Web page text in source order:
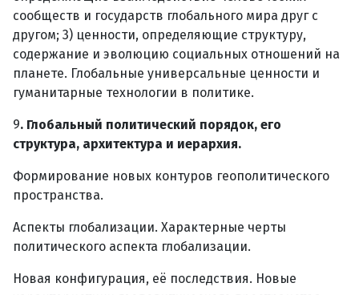
сообществ и государств глобального мира друг с
другом; 3) ценности, определяющие структуру,
содержание и эволюцию социальных отношений на
планете. Глобальные универсальные ценности и
гуманитарные технологии в политике.
9. Глобальный политический порядок, его
структура, архитектура и иерархия.
Формирование новых контуров геополитического
пространства.
Аспекты глобализации. Характерные черты
политического аспекта глобализации.
Новая конфигурация, её последствия. Новые